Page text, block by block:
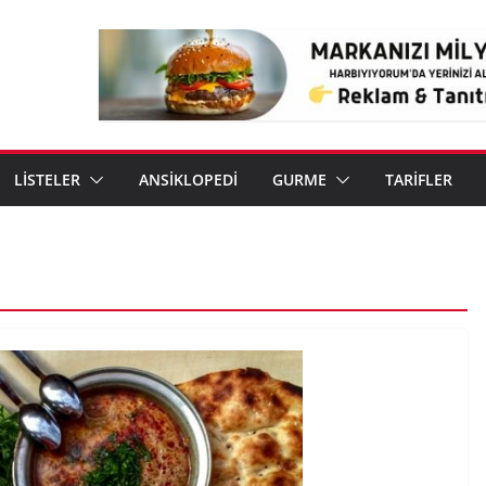
LİSTELER ANSİKLOPEDİ GURME TARİFLER